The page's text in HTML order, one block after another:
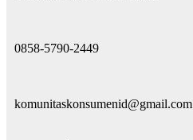
0858-5790-2449
komunitaskonsumenid@gmail.com